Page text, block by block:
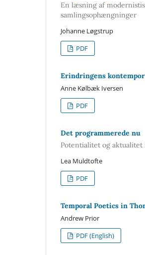
En læsning af
samlingsophængninger
Johanne Løgstrup
PDF
Erindringens
Anne Kølbæk Iversen
PDF
Det programmerede nu
Potentialitet og
Lea Muldtofte
PDF
Temporal Poetics in
Andrew Prior
PDF (English)